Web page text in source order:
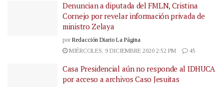
Denuncian a diputada del FMLN, Cristina
Cornejo por revelar información privada de
ministro Zelaya
por Redacción Diario La Página
MIÉRCOLES, 9 DICIEMBRE 2020 2:52 PM
45
Casa Presidencial aún no responde al IDHUCA
por acceso a archivos Caso Jesuitas